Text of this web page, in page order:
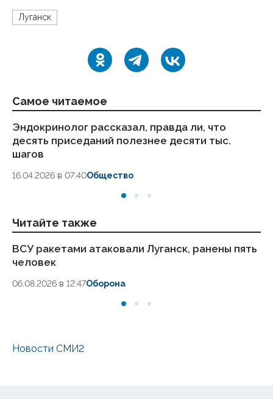
Луганск
Самое читаемое
Эндокринолог рассказал, правда ли, что
десять приседаний полезнее десяти тыс.
шагов
16.04.2026 в 07:40Общество
Читайте также
ВСУ ракетами атаковали Луганск, ранены пять
человек
06.08.2026 в 12:47Оборона
Новости СМИ2